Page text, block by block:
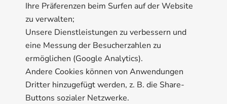
Ihre Präferenzen beim Surfen auf der Website
zu verwalten;
Unsere Dienstleistungen zu verbessern und
eine Messung der Besucherzahlen zu
ermöglichen (Google Analytics).
Andere Cookies können von Anwendungen
Dritter hinzugefügt werden, z. B. die Share-
Buttons sozialer Netzwerke.